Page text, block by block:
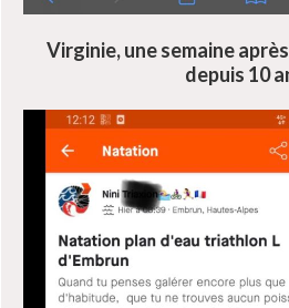
Virginie, une semaine
depuis 10